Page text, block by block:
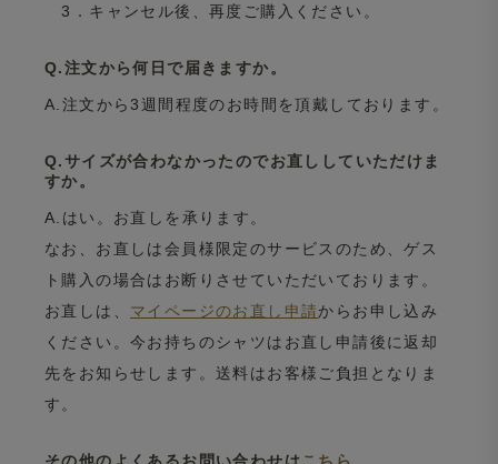
3．キャンセル後、再度ご購入ください。
Q.注文から何日で届きますか。
A.注文から3週間程度のお時間を頂戴しております。
Q.サイズが合わなかったのでお直ししていただけま
すか。
A.はい。お直しを承ります。
なお、お直しは会員様限定のサービスのため、ゲス
ト購入の場合はお断りさせていただいております。
お直しは、 マイページのお直し申請からお申し込み
ください。今お持ちのシャツはお直し申請後に返却
先をお知らせします。送料はお客様ご負担となりま
す。
その他のよくあるお問い合わせは こちら